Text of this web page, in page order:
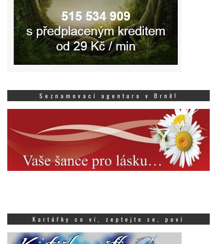
Seznamovací agentura v Brně!
Kartářky co ví, zeptejte se, poví